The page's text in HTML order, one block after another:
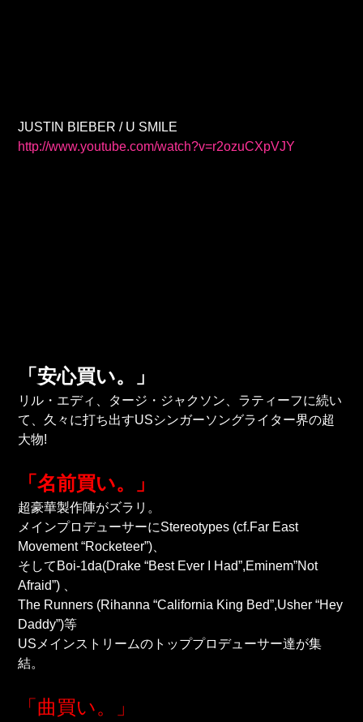
JUSTIN BIEBER / U SMILE
http://www.youtube.com/watch?v=r2ozuCXpVJY
「安心買い。」
リル・エディ、タージ・ジャクソン、ラティーフに続い
て、久々に打ち出すUSシンガーソングライター界の超
大物!
「名前買い。」
超豪華製作陣がズラリ。
メインプロデューサーにStereotypes (cf.Far East
Movement “Rocketeer”)、
そしてBoi-1da(Drake “Best Ever I Had”,Eminem”Not
Afraid”) 、
The Runners (Rihanna “California King Bed”,Usher “Hey
Daddy”)等
USメインストリームのトッププロデューサー達が集
結。
「曲買い。」